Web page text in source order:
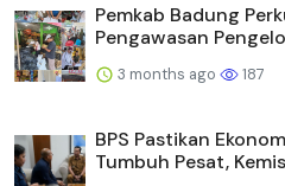
Pemkab Badung
Pengawasan
3 months ago 187
BPS Pastikan
Tumbuh Pesat,